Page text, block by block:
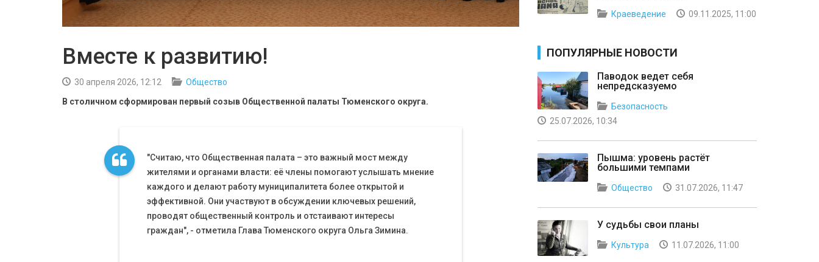
Вместе к развитию!
30 апреля 2026, 12:12
Общество
В столичном сформирован первый созыв Общественной палаты Тюменского округа.
"Считаю, что Общественная палата – это важный мост между
жителями и органами власти: её члены помогают услышать мнение
каждого и делают работу муниципалитета более открытой и
эффективной. Они участвуют в обсуждении ключевых решений,
проводят общественный контроль и отстаивают интересы
граждан", - отметила Глава Тюменского округа Ольга Зимина.
Краеведение 09.11.2025, 11:00
ПОПУЛЯРНЫЕ НОВОСТИ
Паводок ведет себя
непредсказуемо
Безопасность
25.07.2026, 10:34
Пышма: уровень растёт
большими темпами
Общество 31.07.2026, 11:47
У судьбы свои планы
Культура 11.07.2026, 11:00